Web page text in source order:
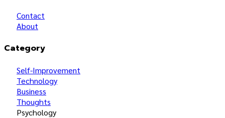
Contact
About
Category
Self-Improvement
Technology
Business
Thoughts
Psychology